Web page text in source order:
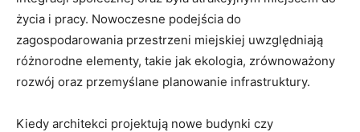
życia ‍i ‌pracy. Nowoczesne podejścia ⁢do
zagospodarowania przestrzeni⁤ miejskiej ⁣uwzględniają
różnorodne elementy,‍ takie jak ekologia, zrównoważony
rozwój oraz przemyślane planowanie infrastruktury.
Kiedy architekci​ projektują‍ nowe‍ budynki czy ​